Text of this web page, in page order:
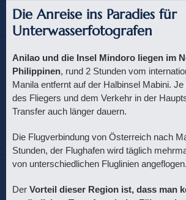
Die Anreise ins Paradies für
Unterwasserfotografen
Anilao und die Insel Mindoro liegen im
Philippinen, rund 2 Stunden vom
Manila entfernt auf der Halbinsel Mabini.
des Fliegers und dem Verkehr in der
Transfer auch länger dauern.
Die Flugverbindung von Österreich nach
Stunden, der Flughafen wird täglich
von unterschiedlichen Fluglinien angeflogen.
Der Vorteil dieser Region ist, dass man